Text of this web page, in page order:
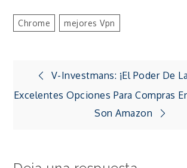
Chrome Mejores Vpn
Navegación
V-Investmans: ¡el Poder De
Excelentes Opciones Para Compras
Son Amazon